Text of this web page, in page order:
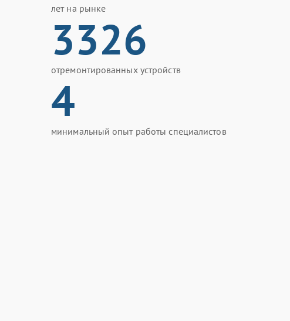
лет на рынке
3326
отремонтированных устройств
4
минимальный опыт работы специалистов